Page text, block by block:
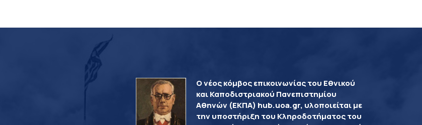
Ο νέος κόμβος επικοινωνίας του Εθνικού
και Καποδιστριακού Πανεπιστημίου
Αθηνών (ΕΚΠΑ) hub.uoa.gr, υλοποιείται με
την υποστήριξη του Κληροδοτήματος του